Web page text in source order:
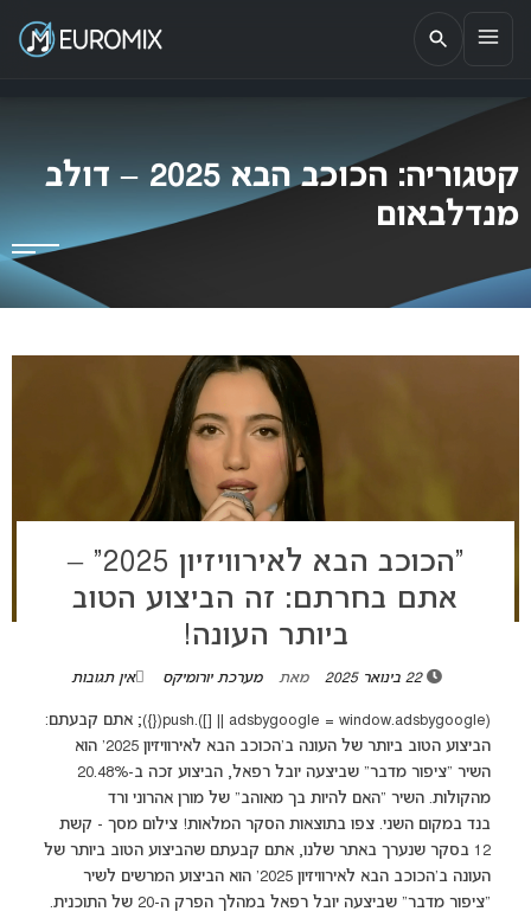
EUROMIX
אתר הבית של האירוויזיון בישראל
קטגוריה:
הכוכב הבא 2025 – דולב
מנדלבאום
“הכוכב הבא לאירוויזיון 2025” –
אתם בחרתם: זה הביצוע הטוב
ביותר העונה!
22 בינואר 2025 מאת מערכת יורומיקס אין תגובות
(adsbygoogle = window.adsbygoogle || []).push({}); אתם קבעתם:
הביצוע הטוב ביותר של העונה ב'הכוכב הבא לאירוויזיון 2025' הוא
השיר "ציפור מדבר" שביצעה יובל רפאל, הביצוע זכה ב-20.48%
מהקולות. השיר "האם להיות בך מאוהב" של מורן אהרוני ורד
בנד במקום השני. צפו בתוצאות הסקר המלאות! צילום מסך - קשת
12 בסקר שנערך באתר שלנו, אתם קבעתם שהביצוע הטוב ביותר של
העונה ב'הכוכב הבא לאירוויזיון 2025' הוא הביצוע המרשים לשיר
"ציפור מדבר" שביצעה יובל רפאל במהלך הפרק ה-20 של התוכנית.